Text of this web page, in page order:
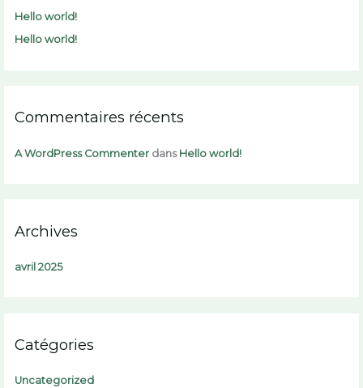
c
h
:
Hello world!
Hello world!
Commentaires récents
A WordPress Commenterdans Hello world!
Archives
avril 2025
Catégories
Uncategorized